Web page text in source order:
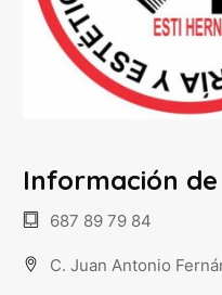
Información
687 89 79 84
C. Juan Antonio